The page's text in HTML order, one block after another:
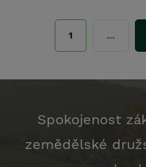
1 ...
Spokojenost
zemědělské